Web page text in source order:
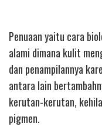
Penuaan yaitu cara
alami dimana kulit
dan penampilannya
antara lain
kerutan-kerutan,
pigmen.